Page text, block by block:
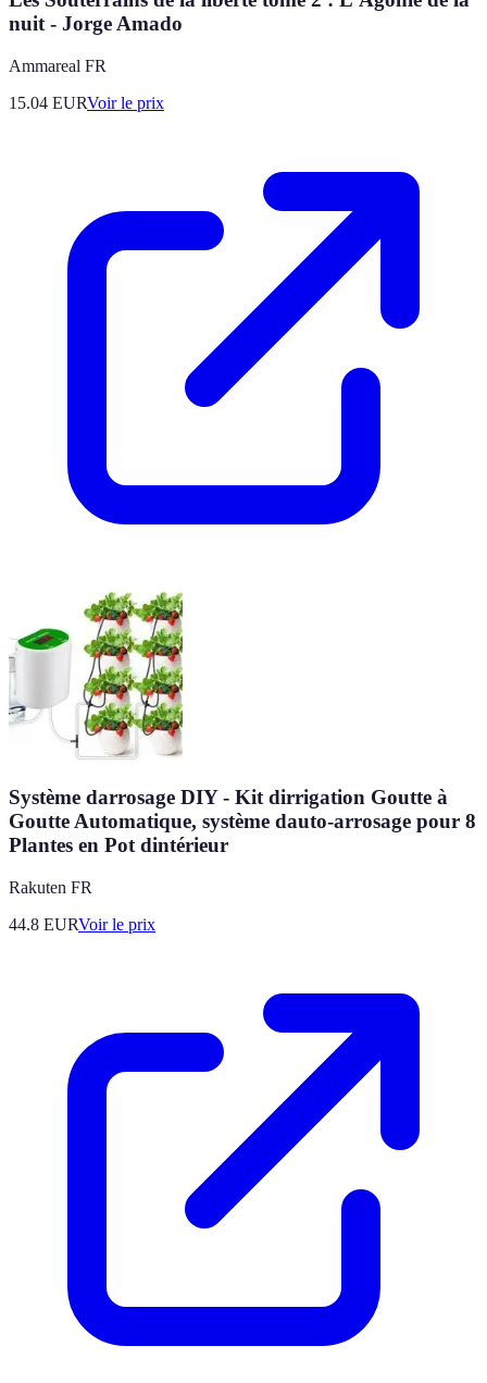
nuit - Jorge Amado
Ammareal FR
15.04 EURVoir le prix
Système darrosage DIY - Kit dirrigation Goutte à
Goutte Automatique, système dauto-arrosage pour 8
Plantes en Pot dintérieur
Rakuten FR
44.8 EURVoir le prix